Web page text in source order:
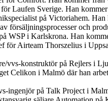
Laufen Sverige. Han
på Victoriahem.
försäljningsprocesser och
WSP i Karlskrona. Han
för Airteam Thorszelius i
vvs-konstruktör på Rejlers i
Celikon i Malmö där han
ingenjör på Talk Project i